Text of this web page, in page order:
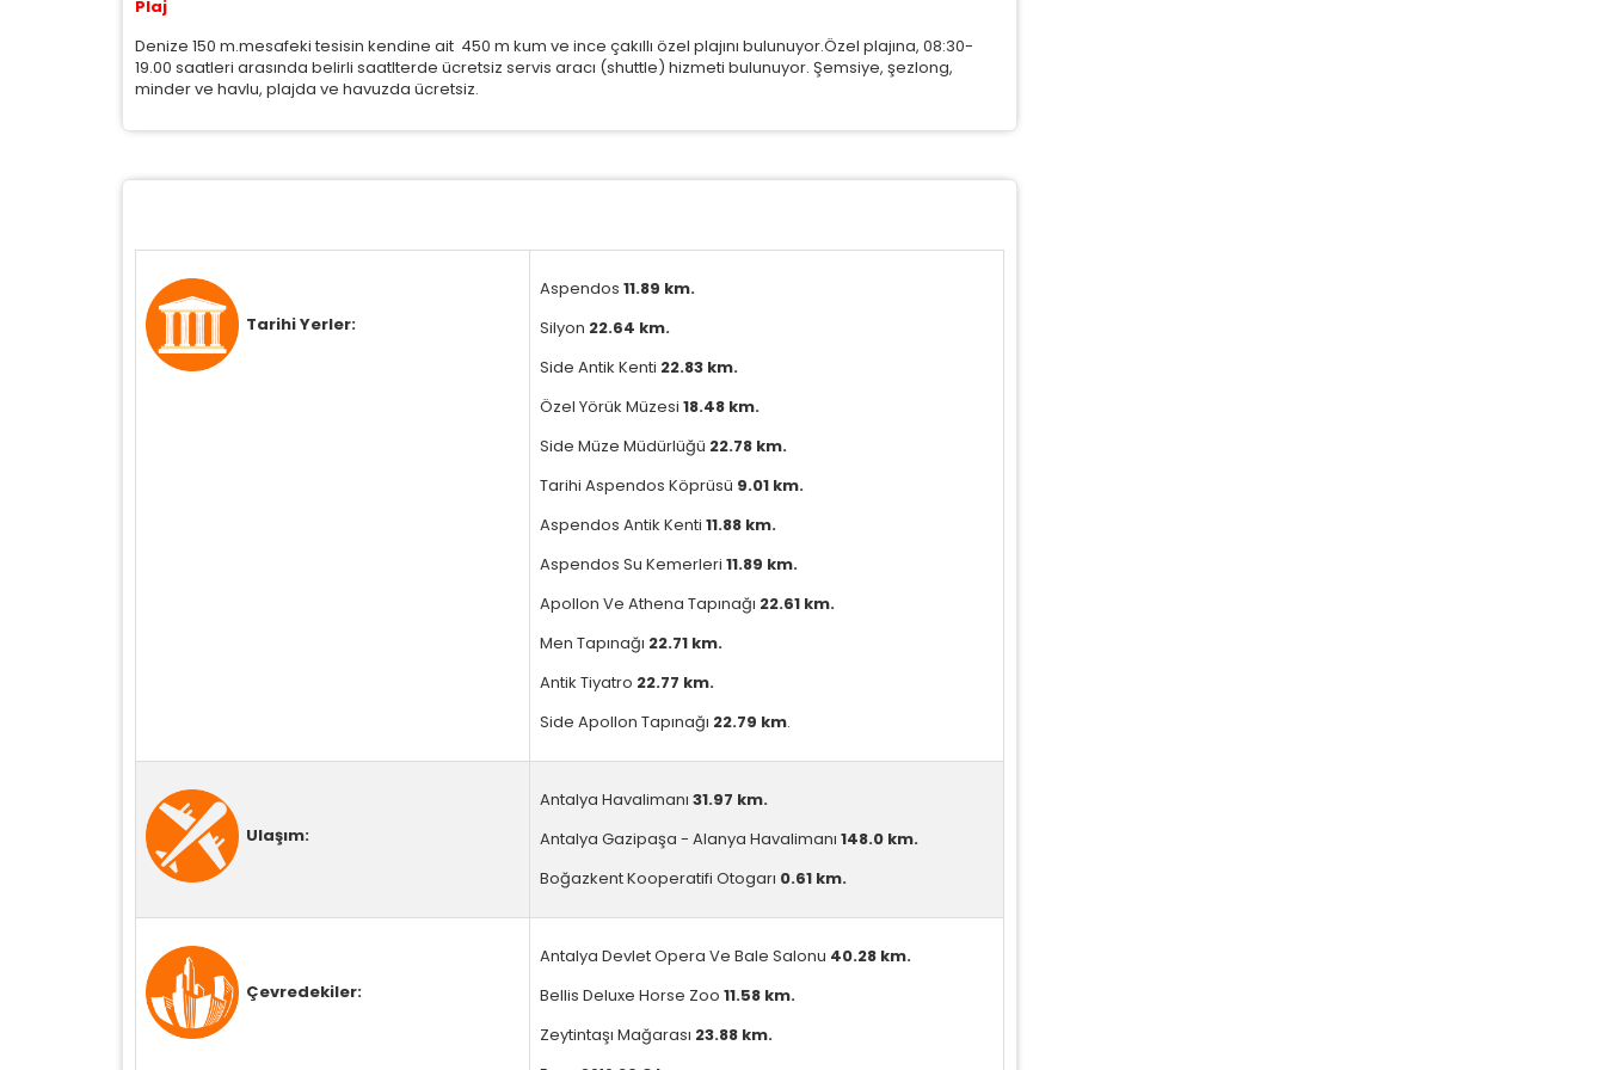
Plaj
Denize 150 m.mesafeki tesisin kendine ait 450 m kum ve ince çakıllı özel plajını bulunuyor.Özel plajına, 08:30-
19.00 saatleri arasında belirli saatlterde ücretsiz servis aracı (shuttle) hizmeti bulunuyor. Şemsiye, şezlong,
minder ve havlu, plajda ve havuzda ücretsiz.
Tarihi Yerler:
Aspendos 11.89 km.
Silyon 22.64 km.
Side Antik Kenti 22.83 km.
Özel Yörük Müzesi 18.48 km.
Side Müze Müdürlüğü 22.78 km.
Tarihi Aspendos Köprüsü 9.01 km.
Aspendos Antik Kenti 11.88 km.
Aspendos Su Kemerleri 11.89 km.
Apollon Ve Athena Tapınağı 22.61 km.
Men Tapınağı 22.71 km.
Antik Tiyatro 22.77 km.
Side Apollon Tapınağı 22.79 km.
Ulaşım:
Antalya Havalimanı 31.97 km.
Antalya Gazipaşa - Alanya Havalimanı 148.0 km.
Boğazkent Kooperatifi Otogarı 0.61 km.
Çevredekiler:
Antalya Devlet Opera Ve Bale Salonu 40.28 km.
Bellis Deluxe Horse Zoo 11.58 km.
Zeytintaşı Mağarası 23.88 km.